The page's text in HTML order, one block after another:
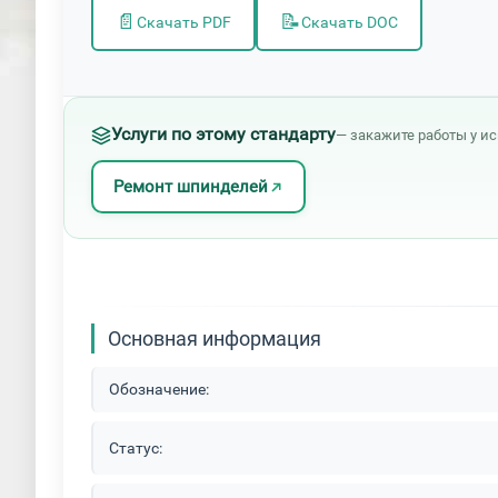
📄 Скачать PDF 📝Скачать DOC
Услуги по этому стандарту— закажите работы у
Ремонт шпинделей
Основная информация
Обозначение:
Статус: